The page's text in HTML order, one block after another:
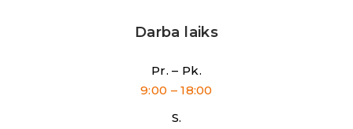
Darba laiks
Pr. – Pk.
9:00 – 18:00
S.